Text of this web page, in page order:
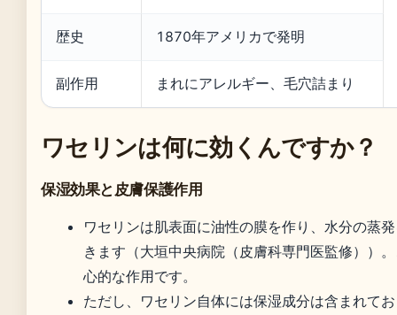
歴史 1870年アメリカで発明
副作用 まれにアレルギー、毛穴詰まり
ワセリンは何に効くんですか？
保湿効果と皮膚保護作用
ワセリンは肌表面に油性の膜を作り、水分の蒸
きます（大垣中央病院（皮膚科専門医監修））
心的な作用です。
ただし、ワセリン自体には保湿成分は含まれて